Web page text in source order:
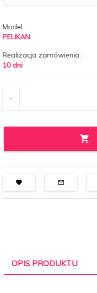
Model:
PELIKAN
Realizacja zamówienia:
10 dni
OPIS PRODUKTU